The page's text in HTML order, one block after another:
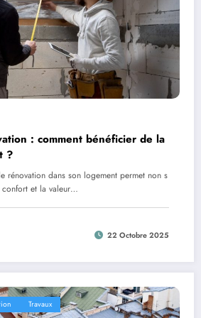
: comment bénéficier de la
?
rénovation dans son logement permet non s
confort et la valeur…
22 Octobre 2025
Travaux